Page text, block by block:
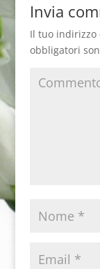
Invia
Il tuo indirizzo
obbligatori